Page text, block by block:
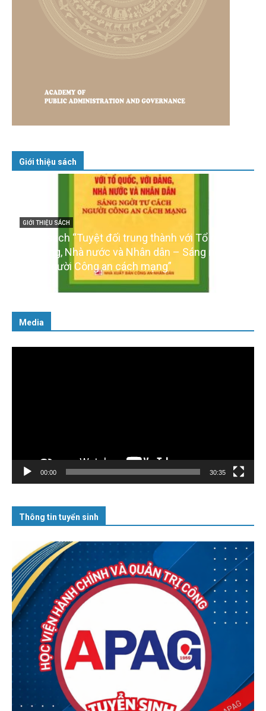
Giới thiệu sách
GIỚI THIỆU SÁCH
Cuốn sách “Tuyệt đối trung thành với Tổ quốc,
với Đảng, Nhà nước và Nhân dân – Sáng ngời tư
cách người Công an cách mạng”
Media
00:00 30:35
Thông tin tuyển sinh